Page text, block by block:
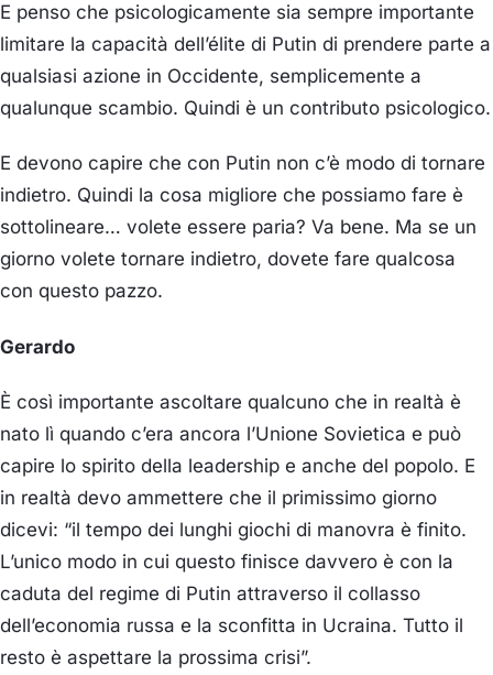
E penso che psicologicamente sia sempre importante
limitare la capacità dell’élite di Putin di prendere parte a
qualsiasi azione in Occidente, semplicemente a
qualunque scambio. Quindi è un contributo psicologico.
E devono capire che con Putin non c’è modo di tornare
indietro. Quindi la cosa migliore che possiamo fare è
sottolineare… volete essere paria? Va bene. Ma se un
giorno volete tornare indietro, dovete fare qualcosa
con questo pazzo.
Gerardo
È così importante ascoltare qualcuno che in realtà è
nato lì quando c’era ancora l’Unione Sovietica e può
capire lo spirito della leadership e anche del popolo. E
in realtà devo ammettere che il primissimo giorno
dicevi: “il tempo dei lunghi giochi di manovra è finito.
L’unico modo in cui questo finisce davvero è con la
caduta del regime di Putin attraverso il collasso
dell’economia russa e la sconfitta in Ucraina. Tutto il
resto è aspettare la prossima crisi”.